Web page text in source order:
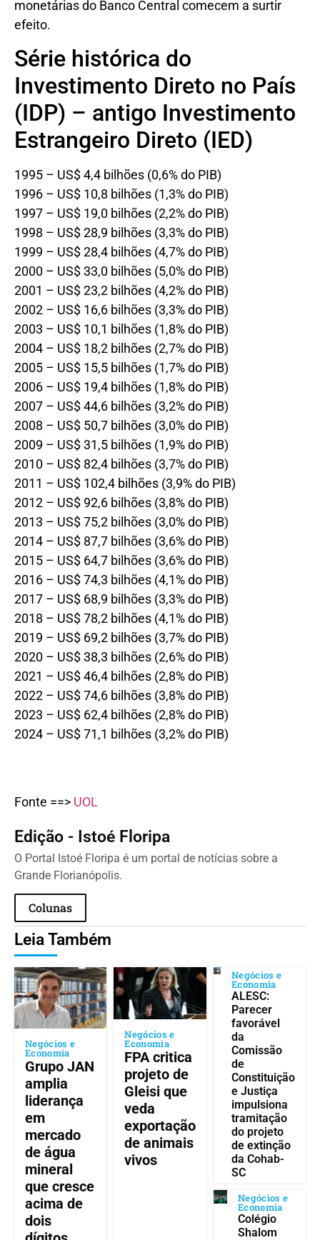
monetárias do Banco Central comecem a surtir
efeito.
Série histórica do
Investimento Direto no País
(IDP) – antigo Investimento
Estrangeiro Direto (IED)
1995 – US$ 4,4 bilhões (0,6% do PIB)
1996 – US$ 10,8 bilhões (1,3% do PIB)
1997 – US$ 19,0 bilhões (2,2% do PIB)
1998 – US$ 28,9 bilhões (3,3% do PIB)
1999 – US$ 28,4 bilhões (4,7% do PIB)
2000 – US$ 33,0 bilhões (5,0% do PIB)
2001 – US$ 23,2 bilhões (4,2% do PIB)
2002 – US$ 16,6 bilhões (3,3% do PIB)
2003 – US$ 10,1 bilhões (1,8% do PIB)
2004 – US$ 18,2 bilhões (2,7% do PIB)
2005 – US$ 15,5 bilhões (1,7% do PIB)
2006 – US$ 19,4 bilhões (1,8% do PIB)
2007 – US$ 44,6 bilhões (3,2% do PIB)
2008 – US$ 50,7 bilhões (3,0% do PIB)
2009 – US$ 31,5 bilhões (1,9% do PIB)
2010 – US$ 82,4 bilhões (3,7% do PIB)
2011 – US$ 102,4 bilhões (3,9% do PIB)
2012 – US$ 92,6 bilhões (3,8% do PIB)
2013 – US$ 75,2 bilhões (3,0% do PIB)
2014 – US$ 87,7 bilhões (3,6% do PIB)
2015 – US$ 64,7 bilhões (3,6% do PIB)
2016 – US$ 74,3 bilhões (4,1% do PIB)
2017 – US$ 68,9 bilhões (3,3% do PIB)
2018 – US$ 78,2 bilhões (4,1% do PIB)
2019 – US$ 69,2 bilhões (3,7% do PIB)
2020 – US$ 38,3 bilhões (2,6% do PIB)
2021 – US$ 46,4 bilhões (2,8% do PIB)
2022 – US$ 74,6 bilhões (3,8% do PIB)
2023 – US$ 62,4 bilhões (2,8% do PIB)
2024 – US$ 71,1 bilhões (3,2% do PIB)
Fonte ==> UOL
Edição - Istoé Floripa
O Portal Istoé Floripa é um portal de notícias sobre a
Grande Florianópolis.
Colunas
Leia Também
Negócios e
Economia
Grupo JAN
amplia
liderança
em
mercado
de água
mineral
que cresce
acima de
dois
Negócios e
Economia
FPA critica
projeto de
Gleisi que
veda
exportação
de animais
vivos
Negócios e
Economia
ALESC:
Parecer
favorável
da
Comissão
de
Constituição
e Justiça
impulsiona
tramitação
do projeto
de extinção
da Cohab-
SC
Negócios e
Economia
Colégio
Shalom